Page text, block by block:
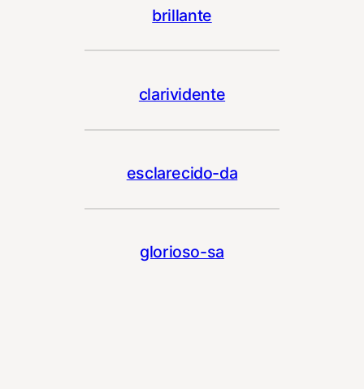
brillante
clarividente
esclarecido-da
glorioso-sa